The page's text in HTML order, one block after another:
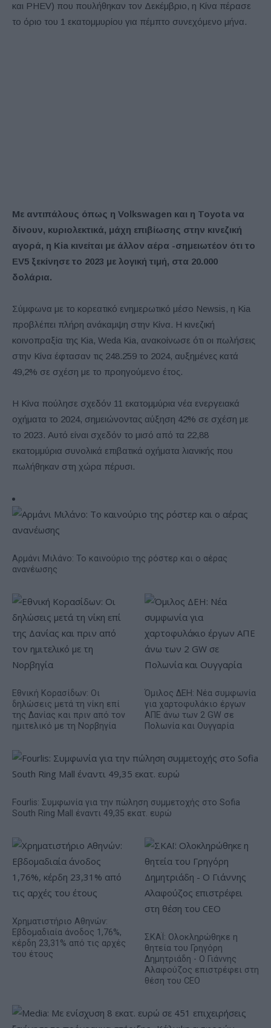
και PHEV) που πουλήθηκαν τον Δεκέμβριο, η Κίνα πέρασε
το όριο του 1 εκατομμυρίου για πέμπτο συνεχόμενο μήνα.
Με αντιπάλους όπως η Volkswagen και η Toyota να
δίνουν, κυριολεκτικά, μάχη επιβίωσης στην κινεζική
αγορά, η Kia κινείται με άλλον αέρα -σημειωτέον ότι το
EV5 ξεκίνησε το 2023 με λογική τιμή, στα 20.000
δολάρια.
Σύμφωνα με το κορεατικό ενημερωτικό μέσο Newsis, η Kia
προβλέπει πλήρη ανάκαμψη στην Κίνα. Η κινεζική
κοινοπραξία της Kia, Weda Kia, ανακοίνωσε ότι οι πωλήσεις
στην Κίνα έφτασαν τις 248.259 το 2024, αυξημένες κατά
49,2% σε σχέση με το προηγούμενο έτος.
Η Κίνα πούλησε σχεδόν 11 εκατομμύρια νέα ενεργειακά
οχήματα το 2024, σημειώνοντας αύξηση 42% σε σχέση με
το 2023. Αυτό είναι σχεδόν το μισό από τα 22,88
εκατομμύρια συνολικά επιβατικά οχήματα λιανικής που
πωλήθηκαν στη χώρα πέρυσι.
Αρμάνι Μιλάνο: Το καινούριο της ρόστερ και ο αέρας
ανανέωσης
Εθνική Κορασίδων: Οι
δηλώσεις μετά τη νίκη επί
της Δανίας και πριν από τον
ημιτελικό με τη Νορβηγία
Όμιλος ΔΕΗ: Νέα συμφωνία
για χαρτοφυλάκιο έργων
ΑΠΕ άνω των 2 GW σε
Πολωνία και Ουγγαρία
Fourlis: Συμφωνία για την πώληση συμμετοχής στο Sofia
South Ring Mall έναντι 49,35 εκατ. ευρώ
Χρηματιστήριο Αθηνών:
Εβδομαδιαία άνοδος 1,76%,
κέρδη 23,31% από τις αρχές
του έτους
ΣΚΑΪ: Ολοκληρώθηκε η
θητεία του Γρηγόρη
Δημητριάδη - Ο Γιάννης
Αλαφούζος επιστρέφει στη
θέση του CEO